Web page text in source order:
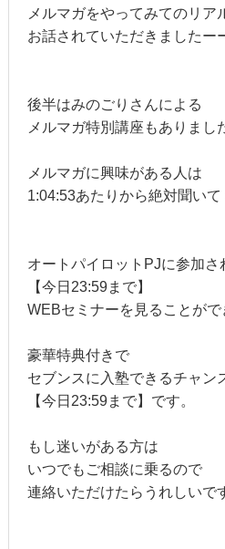
メルマガをやってみてのリア
お話されていただきましたー
後半はみのごりさんによる
メルマガ特別講座もありまし
メルマガに興味がある人は
1:04:53あたりから絶対聞いて
オートパイロットPJに参加さ
【今日23:59まで】
WEBセミナーを見ることがで
豪華特典付きで
セブンスに入塾できるチャン
【今日23:59まで】です。
もし迷いがある方は
いつでもご相談に乗るので
連絡いただけたらうれしいで